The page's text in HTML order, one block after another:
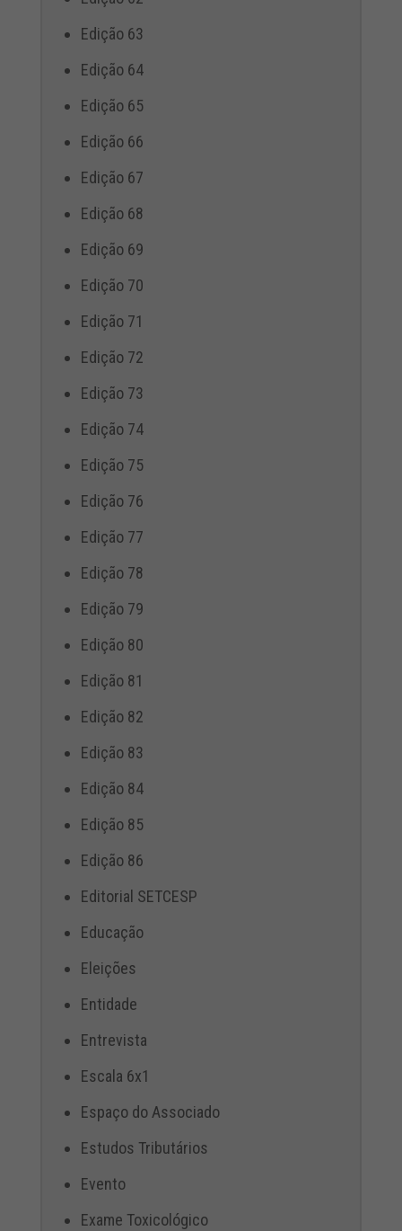
Edição 63
Edição 64
Edição 65
Edição 66
Edição 67
Edição 68
Edição 69
Edição 70
Edição 71
Edição 72
Edição 73
Edição 74
Edição 75
Edição 76
Edição 77
Edição 78
Edição 79
Edição 80
Edição 81
Edição 82
Edição 83
Edição 84
Edição 85
Edição 86
Editorial SETCESP
Educação
Eleições
Entidade
Entrevista
Escala 6x1
Espaço do Associado
Estudos Tributários
Evento
Exame Toxicológico